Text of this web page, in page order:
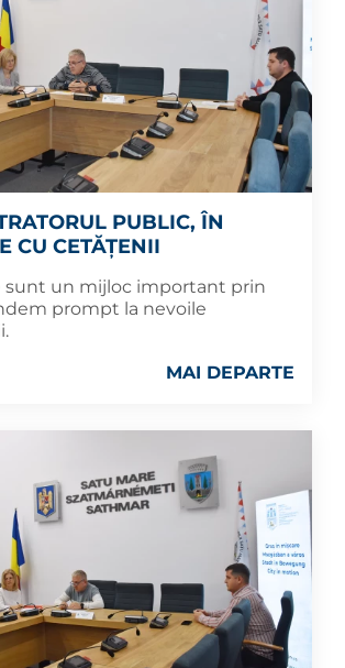
PUBLIC, ÎN
CU CETĂȚENII
sunt un mijloc important prin
prompt la nevoile
MAI DEPARTE